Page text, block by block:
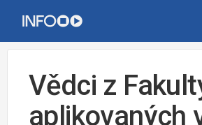
Vědci z
aplikovaných